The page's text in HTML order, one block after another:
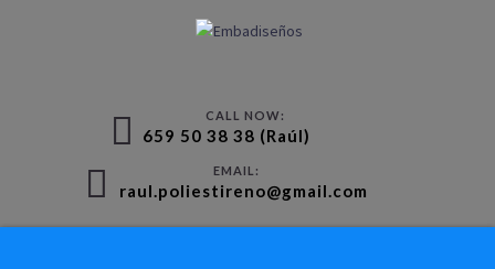
659 50 38 38 (Raúl)
raul.poliestireno@gmail.com